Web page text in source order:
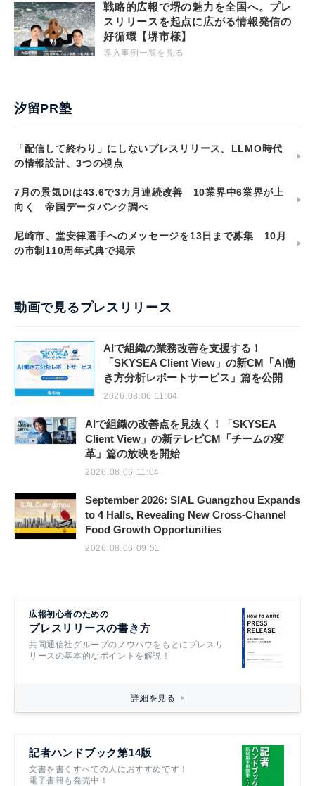
戦略的広報で堺の魅力を全国へ。プレ
スリリースを起点に広がる情報発信の
好循環【堺市様】
導入事例一覧を見る
汐留PR塾
「配信して終わり」にしないプレスリリース。LLMO時代
の情報設計、3つの視点
7月の景気DIは43.6で3カ月連続改善 10業界中6業界が上
向く 帝国データバンク調べ
尼崎市、堂安律選手へのメッセージを13日まで募集 10月
の市制110周年式典で掲示
動画で見るプレスリリース
AIで組織の業務改善を支援する！
「SKYSEA Client View」の新CM「AI働
き方分析レポートサービス」篇を公開
2026.08.06 11:04
AIで組織の改善点を見抜く！「SKYSEA
Client View」の新テレビCM「チームの変
革」篇の放映を開始
2026.08.06 11:04
September 2026: SIAL Guangzhou Expands
to 4 Halls, Revealing New Cross-Channel
Food Growth Opportunities
2026.08.06 09:51
広報初心者のための
プレスリリースの書き方
共同通信社グループのノウハウをもとにプレスリ
リースの基本的なポイントを解説！
詳細を見る
記者ハンドブック第14版
文書を書くすべての人におすすめです！
電子書籍も発売中！